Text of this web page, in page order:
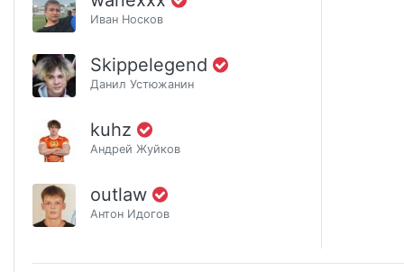
Иван Носков
Skippelegend
Данил Устюжанин
kuhz
Андрей Жуйков
outlaw
Антон Идогов